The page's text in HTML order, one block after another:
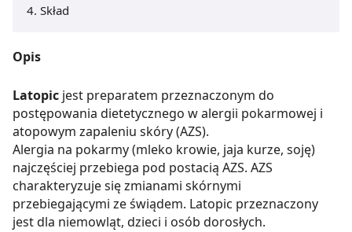
Skład
Opis
Latopic jest preparatem przeznaczonym do
postępowania dietetycznego w alergii pokarmowej i
atopowym zapaleniu skóry (AZS).
Alergia na pokarmy (mleko krowie, jaja kurze, soję)
najczęściej przebiega pod postacią AZS. AZS
charakteryzuje się zmianami skórnymi
przebiegającymi ze świądem. Latopic przeznaczony
jest dla niemowląt, dzieci i osób dorosłych.